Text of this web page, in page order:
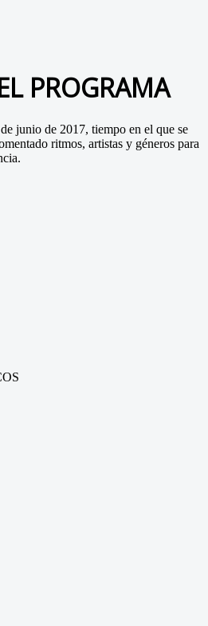
PROGRAMA
junio de 2017, tiempo en el que se
ritmos, artistas y géneros para